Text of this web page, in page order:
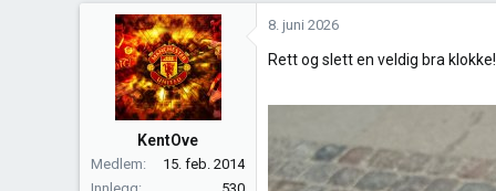
t
e
t
KentOve
Medlem
15. feb. 2014
8. juni 2026
Rett og slett en veldig bra klokke!